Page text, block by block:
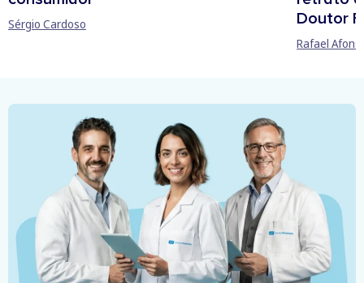
Sérgio Cardoso
Doutor
Rafael